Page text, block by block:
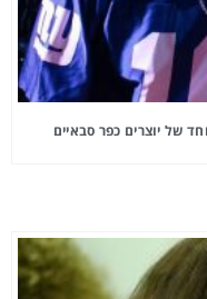
של יוצרים כפר סבאיים